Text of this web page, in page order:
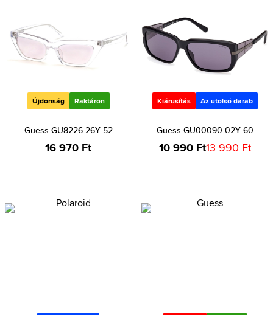
Újdonság Raktáron
Guess GU8226 26Y 52
16 970 Ft
Kiárusítás Az utolsó darab
Guess GU00090 02Y 60
10 990 Ft13 990 Ft